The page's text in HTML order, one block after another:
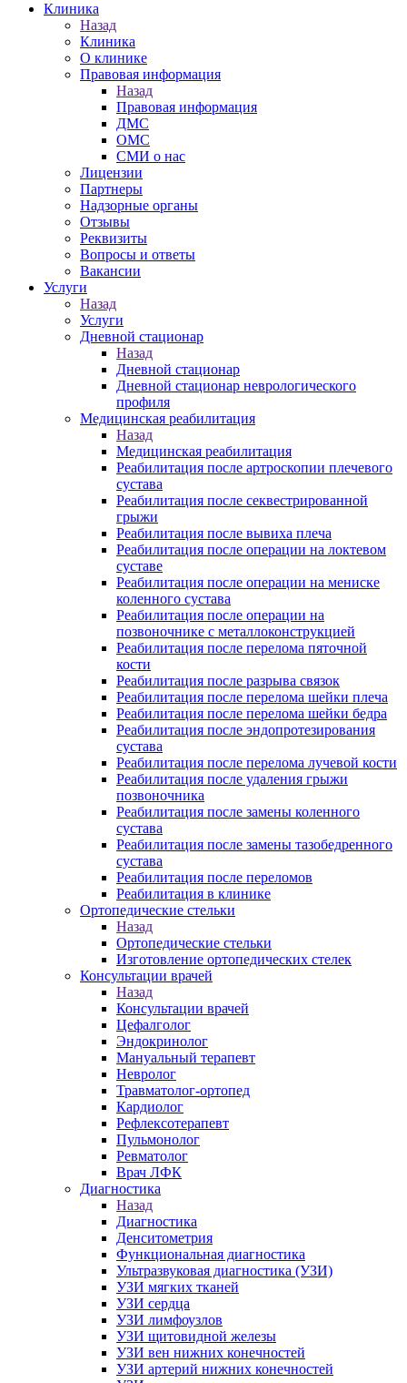
Клиника
Назад
Клиника
О клинике
Правовая информация
Назад
Правовая информация
ДМС
ОМС
СМИ о нас
Лицензии
Партнеры
Надзорные органы
Отзывы
Реквизиты
Вопросы и ответы
Вакансии
Услуги
Назад
Услуги
Дневной стационар
Назад
Дневной стационар
Дневной стационар неврологического
профиля
Медицинская реабилитация
Назад
Медицинская реабилитация
Реабилитация после артроскопии плечевого
сустава
Реабилитация после секвестрированной
грыжи
Реабилитация после вывиха плеча
Реабилитация после операции на локтевом
суставе
Реабилитация после операции на мениске
коленного сустава
Реабилитация после операции на
позвоночнике с металлоконструкцией
Реабилитация после перелома пяточной
кости
Реабилитация после разрыва связок
Реабилитация после перелома шейки плеча
Реабилитация после перелома шейки бедра
Реабилитация после эндопротезирования
сустава
Реабилитация после перелома лучевой кости
Реабилитация после удаления грыжи
позвоночника
Реабилитация после замены коленного
сустава
Реабилитация после замены тазобедренного
сустава
Реабилитация после переломов
Реабилитация в клинике
Ортопедические стельки
Назад
Ортопедические стельки
Изготовление ортопедических стелек
Консультации врачей
Назад
Консультации врачей
Цефалголог
Эндокринолог
Мануальный терапевт
Невролог
Травматолог-ортопед
Кардиолог
Рефлексотерапевт
Пульмонолог
Ревматолог
Врач ЛФК
Диагностика
Назад
Диагностика
Денситометрия
Функциональная диагностика
Ультразвуковая диагностика (УЗИ)
УЗИ мягких тканей
УЗИ сердца
УЗИ лимфоузлов
УЗИ щитовидной железы
УЗИ вен нижних конечностей
УЗИ артерий нижних конечностей